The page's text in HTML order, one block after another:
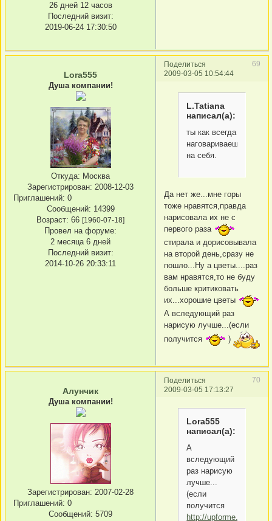
26 дней 12 часов
Последний визит:
2019-06-24 17:30:50
Поделиться
69
2009-03-05 10:54:44
Lora555
Душа компании!
Откуда: Москва
Зарегистрирован: 2008-12-03
Приглашений: 0
Сообщений: 14399
Возраст: 66 [1960-07-18]
Провел на форуме:
2 месяца 6 дней
Последний визит:
2014-10-26 20:33:11
L.Tatiana
написал(а):
ты как всегда
наговариваешь
на себя.
Да нет же...мне горы
тоже нравятся,правда
нарисовала их не с
первого раза
стирала и дорисовывала
на второй день,сразу не
пошло...Ну а цветы....раз
вам нравятся,то не буду
больше критиковать
их...хорошие цветы
А вследующий раз
нарисую лучше...(если
получится
)
Поделиться
70
2009-03-05 17:13:27
Алунчик
Душа компании!
Зарегистрирован: 2007-02-28
Приглашений: 0
Сообщений: 5709
Lora555
написал(а):
А
вследующий
раз нарисую
лучше...
(если
получится
http://upforme.ru/